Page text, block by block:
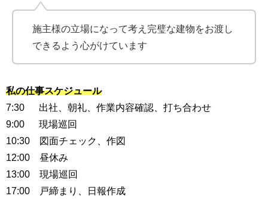
施主様の立場になって考え完璧な建物をお渡し
できるよう心がけています
私の仕事スケジュール
7:30 出社、朝礼、作業内容確認、打ち合わせ
9:00 現場巡回
10:30 図面チェック、作図
12:00 昼休み
13:00 現場巡回
17:00 戸締まり、日報作成